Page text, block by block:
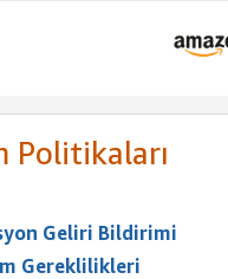
Politikaları
Geliri Bildirimi
Gereklilikleri